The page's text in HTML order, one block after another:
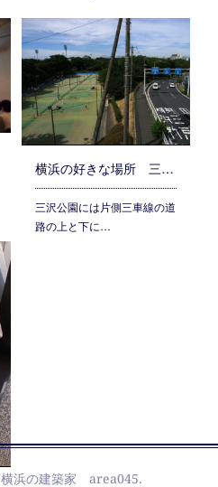
横浜の好きな場所 三沢公園 - テニスコート周辺
三沢公園には片側三車線の道
路の上と下に…
横浜の建築家 area045.